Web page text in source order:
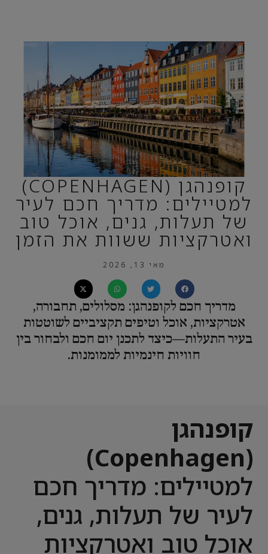
קופנהגן (COPENHAGEN)
למטיילים: מדריך חכם לעיר
של תעלות, גנים, אוכל טוב
ואטרקציות ששוות את הזמן
מאי 13, 2026
מדריך חכם לקופנהגן: מסלולים, תחבורה,
אטרקציות, אוכל וטיפים תקציביים לשוטטות
בעיר התעלות—כיצד לתכנן יום חכם ולבחור בין
חוויות חינמיות לממומנות.
קופנהגן
(Copenhagen)
למטיילים: מדריך חכם
לעיר של תעלות, גנים,
אוכל טוב ואטרקציות